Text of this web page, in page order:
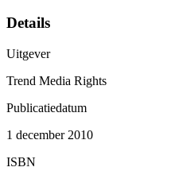
Details
Uitgever
Trend Media Rights
Publicatiedatum
1 december 2010
ISBN